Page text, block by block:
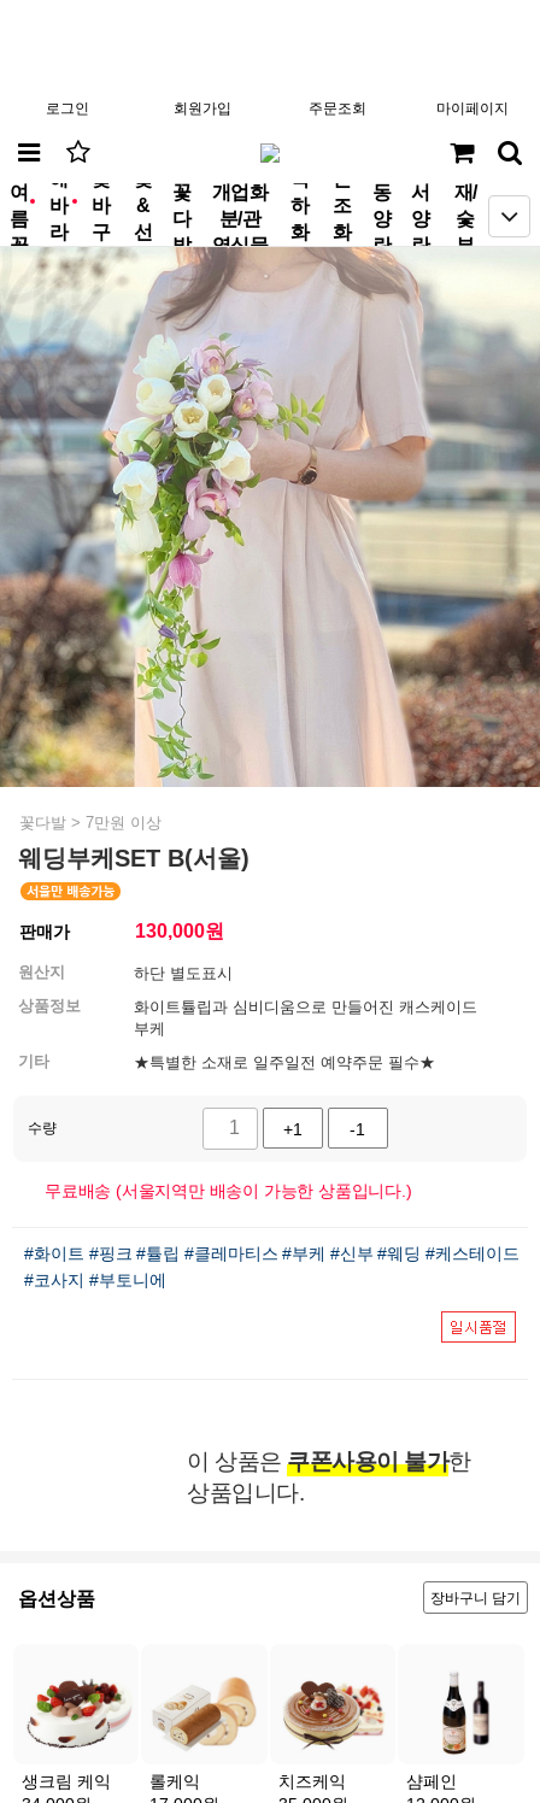
로그인 회원가입 주문조회 마이페이지
new
여
름
꽃
new
해
바
라
기
꽃
바
구
니
꽃
&
선
물
꽃
다
발
개업화
분/관
엽식물
축
하
화
환
근
조
화
환
동
양
란
서
양
란
분
재/
숯
부
꽃다발 > 7만원 이상
웨딩부케SET B(서울)
판매가 130,000원
원산지
하단 별도표시
상품정보
화이트튤립과 심비디움으로 만들어진 캐스케이드
부케
기타
★특별한 소재로 일주일전 예약주문 필수★
수량 +1 -1
무료배송 (서울지역만 배송이 가능한 상품입니다.)
#화이트 #핑크 #튤립 #클레마티스 #부케 #신부 #웨딩 #케스테이드
#코사지 #부토니에
이 상품은 쿠폰사용이 불가한
상품입니다.
옵션상품 장바구니 담기
생크림 케익
롤케익
치즈케익
샴페인